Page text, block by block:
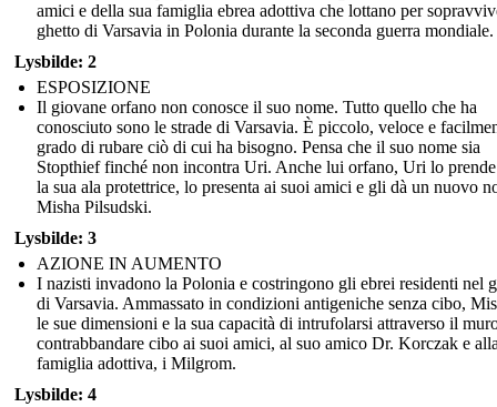
amici e della sua famiglia ebrea adottiva che lottano per
ghetto di Varsavia in Polonia durante la seconda guerra mondiale.
Lysbilde: 2
ESPOSIZIONE
Il giovane orfano non conosce il suo nome. Tutto quello che ha
conosciuto sono le strade di Varsavia. È piccolo, veloce e
grado di rubare ciò di cui ha bisogno. Pensa che il suo nome sia
Stopthief finché non incontra Uri. Anche lui orfano, Uri lo
la sua ala protettrice, lo presenta ai suoi amici e gli dà un nuovo
Misha Pilsudski.
Lysbilde: 3
AZIONE IN AUMENTO
I nazisti invadono la Polonia e costringono gli ebrei residenti nel
di Varsavia. Ammassato in condizioni antigeniche senza cibo,
le sue dimensioni e la sua capacità di intrufolarsi attraverso il
contrabbandare cibo ai suoi amici, al suo amico Dr. Korczak e
famiglia adottiva, i Milgrom.
Lysbilde: 4